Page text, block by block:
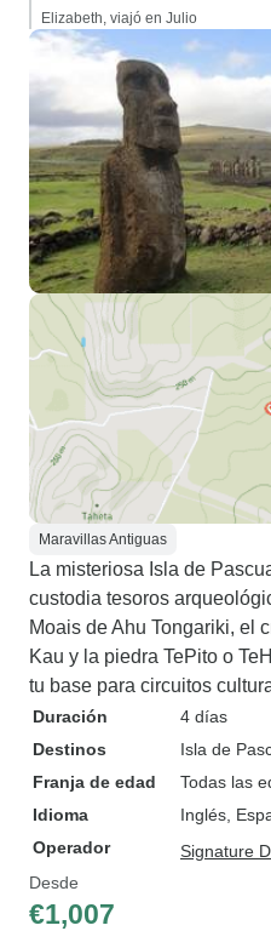
Elizabeth, viajó en Julio
Maravillas Antiguas
La misteriosa Isla de
custodia tesoros
Moais de Ahu Tongariki, el
Kau y la piedra TePito o
tu base para circuitos
Duración
4 días
Destinos
Isla de
Franja de edad
Todas las
Idioma
Inglés,
Operador
Signature
Desde
€1,007